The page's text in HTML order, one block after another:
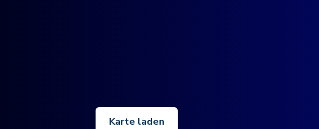
Karte laden